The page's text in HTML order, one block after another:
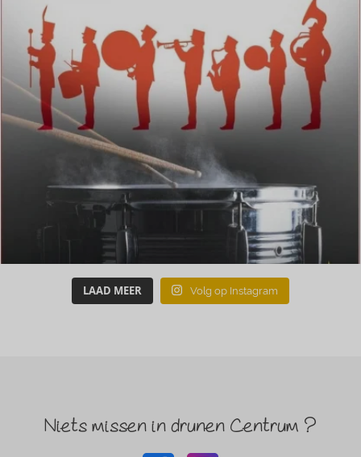
LAAD MEER Volg op Instagram
Niets missen in drunen Centrum ?